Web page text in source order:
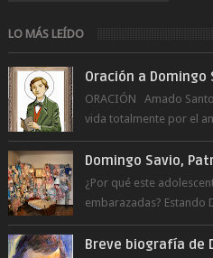
LO MÁS LEÍDO
Oración a Domingo
ORACIÓN Amado
vida totalmente por el
a la juventud para ...
Domingo Savio,
¿Por qué este
embarazadas? Estando
día le pide a Don
Breve biografía de